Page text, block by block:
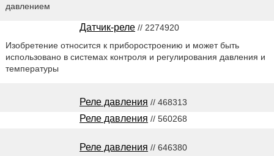
давлением
Датчик-реле // 2274920
Изобретение относится к приборостроению и может быть
использовано в системах контроля и регулирования давления и
температуры
Реле давления // 468313
Реле давления // 560268
Реле давления // 646380